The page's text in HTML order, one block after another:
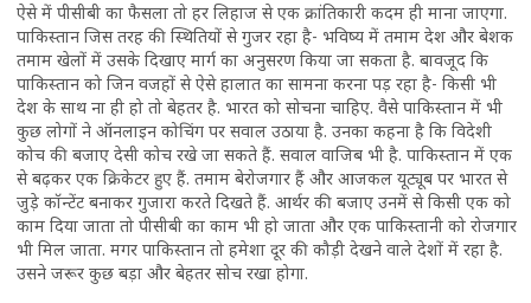
ऐसे में पीसीबी का फैसला तो हर लिहाज से एक क्रांतिकारी कदम ही माना जाएगा.
पाकिस्तान जिस तरह की स्थितियों से गुजर रहा है- भविष्य में तमाम देश और बेशक
तमाम खेलों में उसके दिखाए मार्ग का अनुसरण किया जा सकता है. बावजूद कि
पाकिस्तान को जिन वजहों से ऐसे हालात का सामना करना पड़ रहा है- किसी भी
देश के साथ ना ही हो तो बेहतर है. भारत को सोचना चाहिए. वैसे पाकिस्तान में भी
कुछ लोगों ने ऑनलाइन कोचिंग पर सवाल उठाया है. उनका कहना है कि विदेशी
कोच की बजाए देसी कोच रखे जा सकते हैं. सवाल वाजिब भी है. पाकिस्तान में एक
से बढ़कर एक क्रिकेटर हुए हैं. तमाम बेरोजगार हैं और आजकल यूट्यूब पर भारत से
जुड़े कॉन्टेंट बनाकर गुजारा करते दिखते हैं. आर्थर की बजाए उनमें से किसी एक को
काम दिया जाता तो पीसीबी का काम भी हो जाता और एक पाकिस्तानी को रोजगार
भी मिल जाता. मगर पाकिस्तान तो हमेशा दूर की कौड़ी देखने वाले देशों में रहा है.
उसने जरूर कुछ बड़ा और बेहतर सोच रखा होगा.